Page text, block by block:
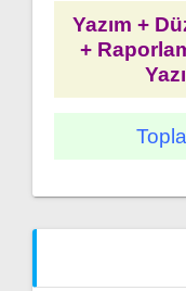
Yazım +
+